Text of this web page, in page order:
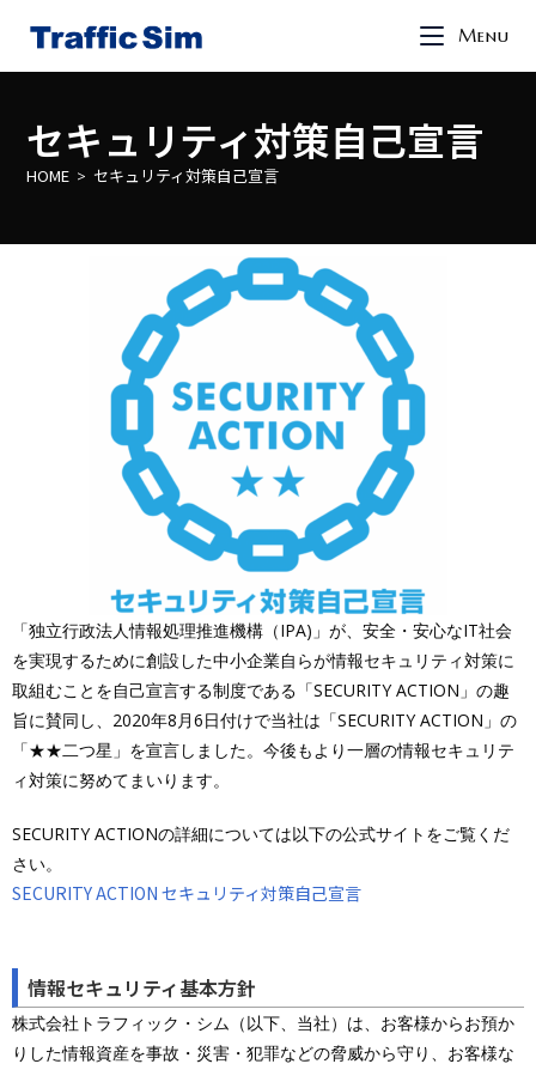
Menu
セキュリティ対策自己宣言
HOME > セキュリティ対策自己宣言
「独立行政法人情報処理推進機構（IPA)」が、安全・安心なIT社会
を実現するために創設した中小企業自らが情報セキュリティ対策に
取組むことを自己宣言する制度である「SECURITY ACTION」の趣
旨に賛同し、2020年8月6日付けで当社は「SECURITY ACTION」の
「★★二つ星」を宣言しました。今後もより一層の情報セキュリテ
ィ対策に努めてまいります。
SECURITY ACTIONの詳細については以下の公式サイトをご覧くだ
さい。
SECURITY ACTION セキュリティ対策自己宣言
情報セキュリティ基本方針
株式会社トラフィック・シム（以下、当社）は、お客様からお預か
りした情報資産を事故・災害・犯罪などの脅威から守り、お客様な